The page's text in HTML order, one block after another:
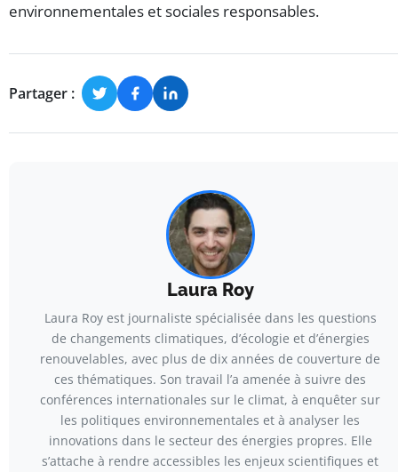
environnementales et sociales responsables.
Partager :
Laura Roy
Laura Roy est journaliste spécialisée dans les questions
de changements climatiques, d’écologie et d’énergies
renouvelables, avec plus de dix années de couverture de
ces thématiques. Son travail l’a amenée à suivre des
conférences internationales sur le climat, à enquêter sur
les politiques environnementales et à analyser les
innovations dans le secteur des énergies propres. Elle
s’attache à rendre accessibles les enjeux scientifiques et